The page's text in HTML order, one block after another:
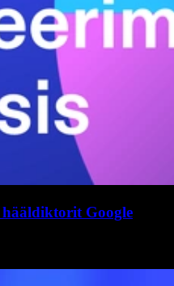
hääldiktorit Google